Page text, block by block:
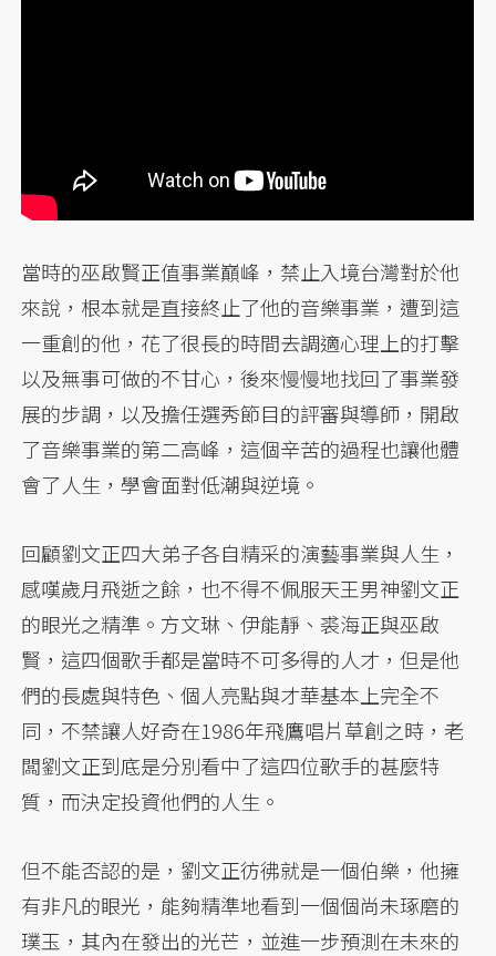
當時的巫啟賢正值事業巔峰，禁止入境台灣對於他
來說，根本就是直接終止了他的音樂事業，遭到這
一重創的他，花了很長的時間去調適心理上的打擊
以及無事可做的不甘心，後來慢慢地找回了事業發
展的步調，以及擔任選秀節目的評審與導師，開啟
了音樂事業的第二高峰，這個辛苦的過程也讓他體
會了人生，學會面對低潮與逆境。
回顧劉文正四大弟子各自精采的演藝事業與人生，
感嘆歲月飛逝之餘，也不得不佩服天王男神劉文正
的眼光之精準。方文琳、伊能靜、裘海正與巫啟
賢，這四個歌手都是當時不可多得的人才，但是他
們的長處與特色、個人亮點與才華基本上完全不
同，不禁讓人好奇在1986年飛鷹唱片草創之時，老
闆劉文正到底是分別看中了這四位歌手的甚麼特
質，而決定投資他們的人生。
但不能否認的是，劉文正彷彿就是一個伯樂，他擁
有非凡的眼光，能夠精準地看到一個個尚未琢磨的
璞玉，其內在發出的光芒，並進一步預測在未來的